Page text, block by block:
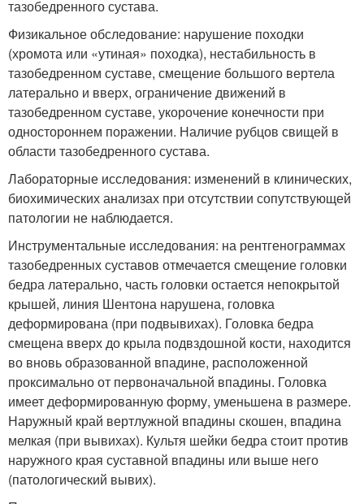
тазобедренного сустава.
Физикальное обследование: нарушение походки
(хромота или «утиная» походка), нестабильность в
тазобедренном суставе, смещение большого вертела
латерально и вверх, ограничение движений в
тазобедренном суставе, укорочение конечности при
одностороннем поражении. Наличие рубцов свищей в
области тазобедренного сустава.
Лабораторные исследования: изменений в клинических,
биохимических анализах при отсутствии сопутствующей
патологии не наблюдается.
Инструментальные исследования: на рентгенограммах
тазобедренных суставов отмечается смещение головки
бедра латерально, часть головки остается непокрытой
крышей, линия Шентона нарушена, головка
деформирована (при подвывихах). Головка бедра
смещена вверх до крыла подвздошной кости, находится
во вновь образованной впадине, расположенной
проксимально от первоначальной впадины. Головка
имеет деформированную форму, уменьшена в размере.
Наружный край вертлужной впадины скошен, впадина
мелкая (при вывихах). Культя шейки бедра стоит против
наружного края суставной впадины или выше него
(патологический вывих).